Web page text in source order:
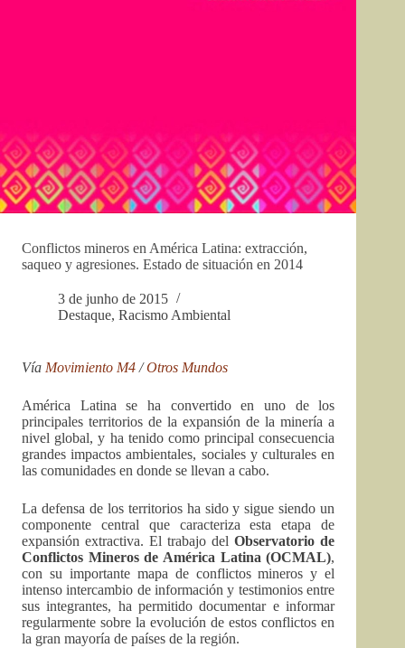
Conflictos mineros en América Latina: extracción,
saqueo y agresiones. Estado de situación en 2014
3 de junho de 2015
Destaque, Racismo Ambiental
Vía Movimiento M4 /Otros Mundos
América Latina se ha convertido en uno de los
principales territorios de la expansión de la minería a
nivel global, y ha tenido como principal consecuencia
grandes impactos ambientales, sociales y culturales en
las comunidades en donde se llevan a cabo.
La defensa de los territorios ha sido y sigue siendo un
componente central que caracteriza esta etapa de
expansión extractiva. El trabajo delObservatorio de
Conflictos Mineros de América Latina (OCMAL),
con su importante mapa de conflictos mineros y el
intenso intercambio de información y testimonios entre
sus integrantes, ha permitido documentar e informar
regularmente sobre la evolución de estos conflictos en
la gran mayoría de países de la región.